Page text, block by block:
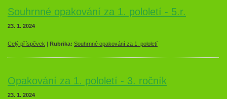
Souhrnné opakování za 1. pololetí - 5.r.
23. 1. 2024
Celý příspěvek | Rubrika: Souhrnné opakování za 1. pololetí
Opakování za 1. pololetí - 3. ročník
23. 1. 2024